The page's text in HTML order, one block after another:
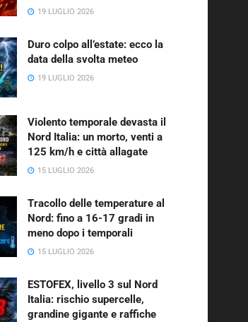
19 LUGLIO 2026
Duro colpo all’estate: ecco la
data della svolta meteo
19 LUGLIO 2026
Violento temporale devasta il
Nord Italia: un morto, venti a
125 km/h e città allagate
15 LUGLIO 2026
Tracollo delle temperature al
Nord: fino a 16-17 gradi in
meno dopo i temporali
15 LUGLIO 2026
ESTOFEX, livello 3 sul Nord
Italia: rischio supercelle,
grandine gigante e raffiche